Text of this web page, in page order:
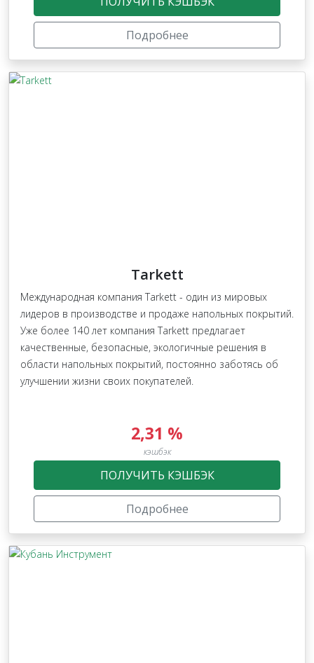
Подробнее
Tarkett
Международная компания Tarkett - один из мировых
лидеров в производстве и продаже напольных покрытий.
Уже более 140 лет компания Tarkett предлагает
качественные, безопасные, экологичные решения в
области напольных покрытий, постоянно заботясь об
улучшении жизни своих покупателей.
2,31 %
кэшбэк
ПОЛУЧИТЬ КЭШБЭК
Подробнее